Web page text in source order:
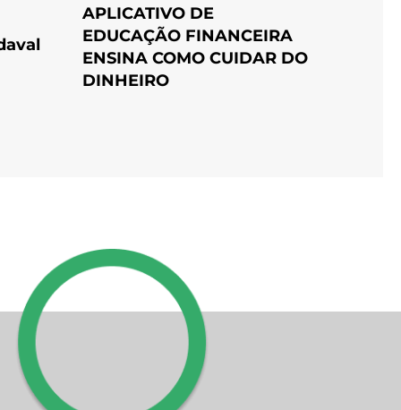
APLICATIVO DE
EDUCAÇÃO FINANCEIRA
ENSINA COMO CUIDAR DO
DINHEIRO